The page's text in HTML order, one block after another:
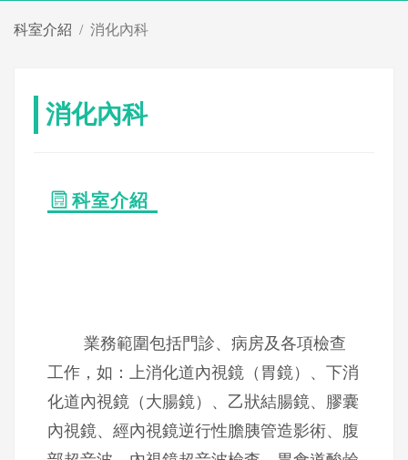
科室介紹 消化內科
消化內科
科室介紹
業務範圍包括門診、病房及各項檢查
工作，如：上消化道內視鏡（胃鏡）、下消
化道內視鏡（大腸鏡）、乙狀結腸鏡、膠囊
內視鏡、經內視鏡逆行性膽胰管造影術、腹